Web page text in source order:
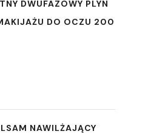
DWUFAZOWY PLYN
DO OCZU 200
NAWILŻAJĄCY